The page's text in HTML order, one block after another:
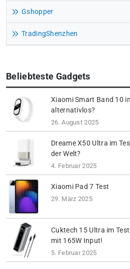
Gshopper
TradingShenzhen
Beliebteste Gadgets
Xiaomi Smart Band 10
alternativlos?
26. August 2025
Dreame X50 Ultra im
der Welt?
4. Februar 2025
Xiaomi Pad 7 Test
29. März 2025
Cuktech 15 Ultra im
mit 165W Input!
5. Februar 2025